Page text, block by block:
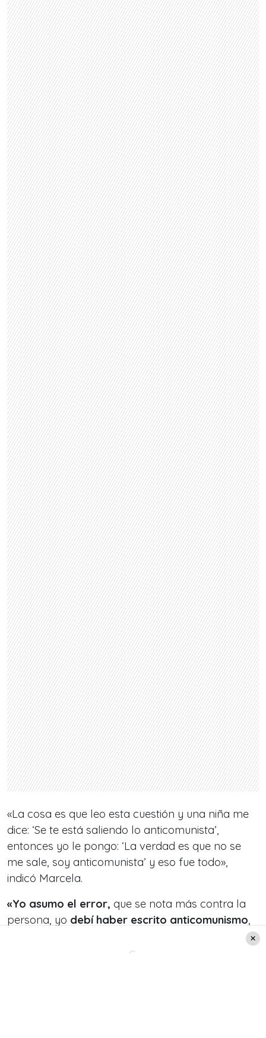
«La cosa es que leo esta cuestión y una niña me
dice: ‘Se te está saliendo lo anticomunista’,
entonces yo le pongo: ‘La verdad es que no se
me sale, soy anticomunista’ y eso fue todo»,
indicó Marcela.
«Yo asumo el error, que se nota más contra la
persona, yo debí haber escrito anticomunismo,
pero como estaba respondiendo, respondí con la
misma palabra», afirmó.